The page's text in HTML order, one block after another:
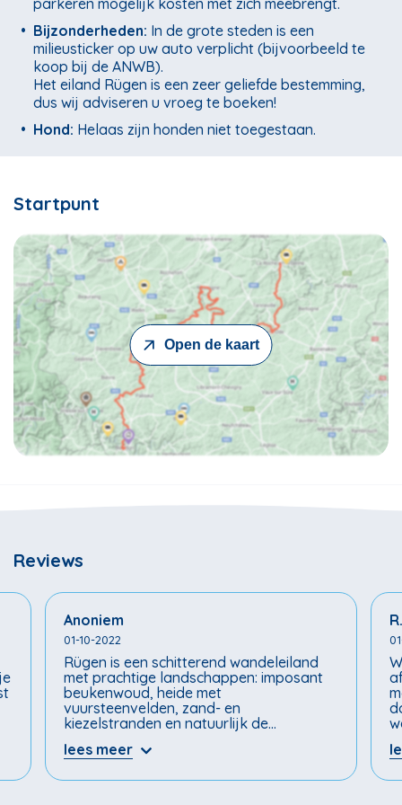
parkeren mogelijk kosten met zich meebrengt.
• Bijzonderheden: In de grote steden is een
milieusticker op uw auto verplicht (bijvoorbeeld te
koop bij de ANWB).
Het eiland Rügen is een zeer geliefde bestemming,
dus wij adviseren u vroeg te boeken!
• Hond: Helaas zijn honden niet toegestaan.
Startpunt
Open de kaart
Reviews
Anoniem
01-10-2022
Rügen is een schitterend wandeleiland
met prachtige landschappen: imposant
beukenwoud, heide met
vuursteenvelden, zand- en
kiezelstranden en natuurlijk de
was een mooie ervaring. Ik kan aanraden
uitkijktoren van Altbessin op Hiddensee
lees meer